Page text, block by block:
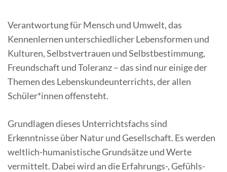
Verantwortung für Mensch und Umwelt, das
Kennenlernen unterschiedlicher Lebensformen und
Kulturen, Selbstvertrauen und Selbstbestimmung,
Freundschaft und Toleranz – das sind nur einige der
Themen des Lebenskundeunterrichts, der allen
Schüler*innen offensteht.
Grundlagen dieses Unterrichtsfachs sind
Erkenntnisse über Natur und Gesellschaft. Es werden
weltlich-humanistische Grundsätze und Werte
vermittelt. Dabei wird an die Erfahrungs-, Gefühls-